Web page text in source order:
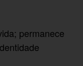
permanece